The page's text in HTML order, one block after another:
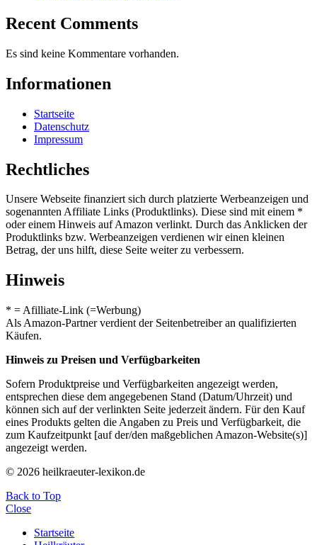
Recent Comments
Es sind keine Kommentare vorhanden.
Informationen
Startseite
Datenschutz
Impressum
Rechtliches
Unsere Webseite finanziert sich durch platzierte Werbeanzeigen und
sogenannten Affiliate Links (Produktlinks). Diese sind mit einem *
oder einem Hinweis auf Amazon verlinkt. Durch das Anklicken der
Produktlinks bzw. Werbeanzeigen verdienen wir einen kleinen
Betrag, der uns hilft, diese Seite weiter zu verbessern.
Hinweis
* = Afilliate-Link (=Werbung)
Als Amazon-Partner verdient der Seitenbetreiber an qualifizierten
Käufen.
Hinweis zu Preisen und Verfügbarkeiten
Sofern Produktpreise und Verfügbarkeiten angezeigt werden,
entsprechen diese dem angegebenen Stand (Datum/Uhrzeit) und
können sich auf der verlinkten Seite jederzeit ändern. Für den Kauf
eines Produkts gelten die Angaben zu Preis und Verfügbarkeit, die
zum Kaufzeitpunkt [auf der/den maßgeblichen Amazon-Website(s)]
angezeigt werden.
© 2026 heilkraeuter-lexikon.de
Back to Top
Close
Startseite